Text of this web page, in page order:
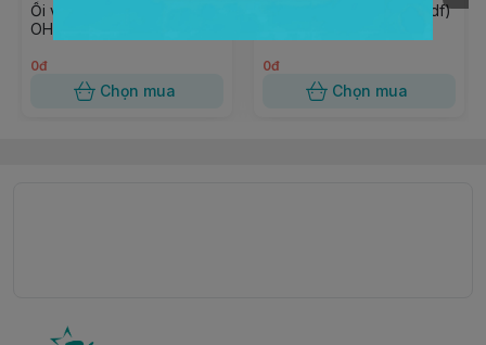
Ổi viên đóng lon 950gr
OHLA
0đ
Chọn mua
Xốt mãng cầu 850gr (wdf)
0đ
Chọn mua